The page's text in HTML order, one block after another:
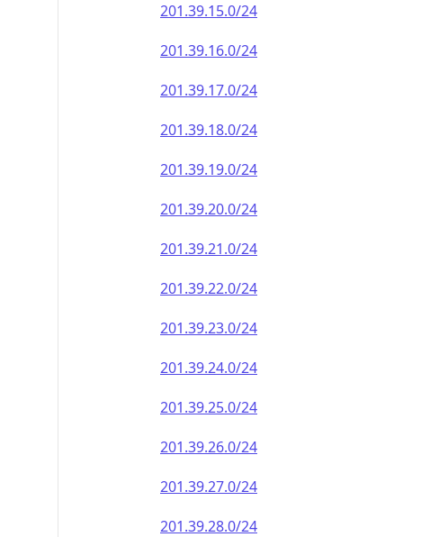
201.39.15.0/24
201.39.16.0/24
201.39.17.0/24
201.39.18.0/24
201.39.19.0/24
201.39.20.0/24
201.39.21.0/24
201.39.22.0/24
201.39.23.0/24
201.39.24.0/24
201.39.25.0/24
201.39.26.0/24
201.39.27.0/24
201.39.28.0/24